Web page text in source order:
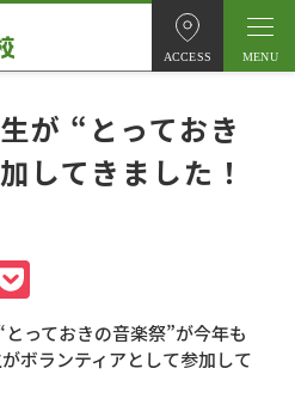
ACCESS
が “とっておき
してきました！
っておきの音楽祭”が今年も
ボランティアとして参加して